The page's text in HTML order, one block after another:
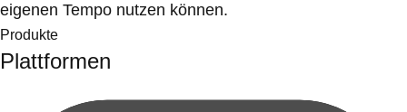
eigenen Tempo nutzen können.
Produkte
Plattformen